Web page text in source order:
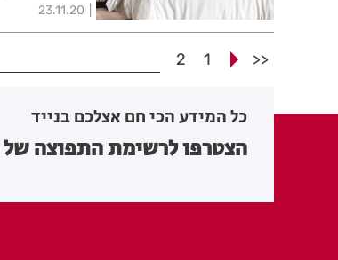
23.11.20
<<
1
2
כל המידע הכי חם אצלכם בנייד
הצטרפו לרשימת התפוצה של